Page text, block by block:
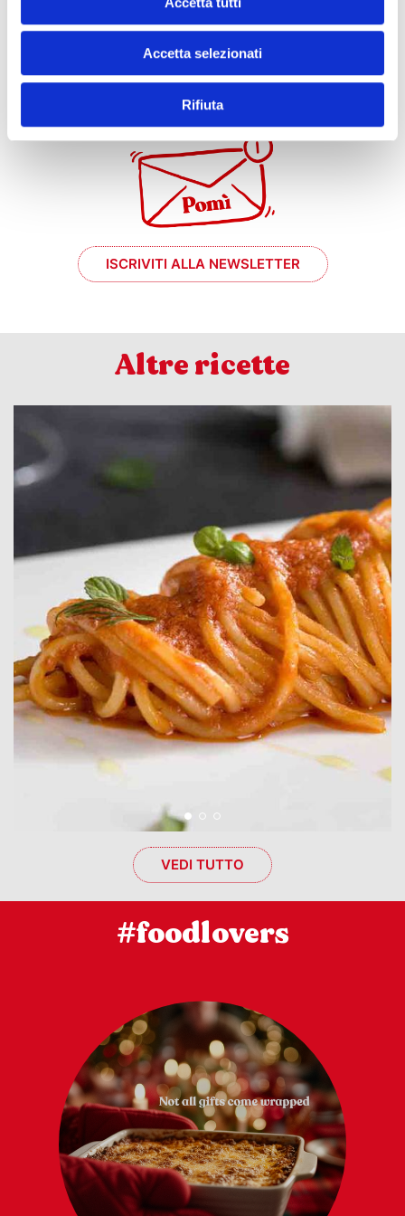
Accetta selezionati
Rifiuta
e se mi prende
il momento #chef?
ISCRIVITI ALLA NEWSLETTER
Altre ricette
VEDI TUTTO
#foodlovers